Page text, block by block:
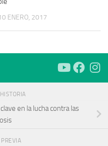
ENERO, 2017
en la lucha contra las